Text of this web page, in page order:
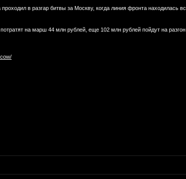
в разгар битвы за Москву, когда линия фронта находилась
на марш 44 млн рублей, еще 102 млн рублей пойдут на разгон